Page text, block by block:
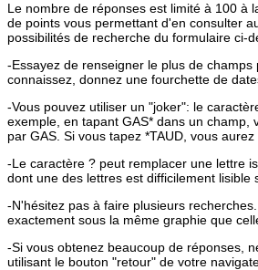
Le nombre de réponses est limité à 100 à
de points vous permettant d'en consulter
possibilités de recherche du formulaire ci-
-Essayez de renseigner le plus de
connaissez, donnez une fourchette de
-Vous pouvez utiliser un "joker": le
exemple, en tapant GAS* dans un
par GAS. Si vous tapez *TAUD, vous
-Le caractère ? peut remplacer une lettre
dont une des lettres est difficilement lisible
-N'hésitez pas à faire plusieurs
exactement sous la même graphie que
-Si vous obtenez beaucoup de réponses,
utilisant le bouton "retour" de votre